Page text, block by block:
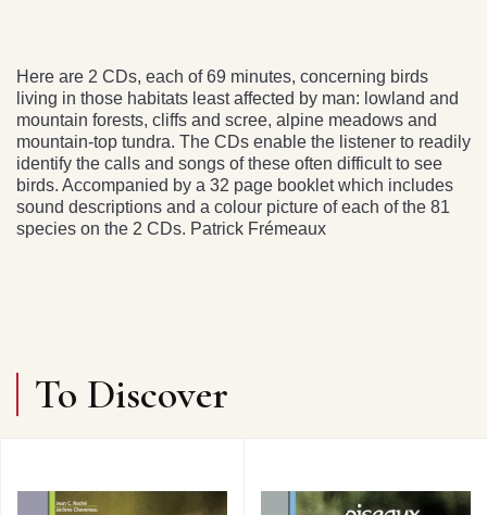
Here are 2 CDs, each of 69 minutes, concerning birds
living in those habitats least affected by man: lowland and
mountain forests, cliffs and scree, alpine meadows and
mountain-top tundra. The CDs enable the listener to readily
identify the calls and songs of these often difficult to see
birds. Accompanied by a 32 page booklet which includes
sound descriptions and a colour picture of each of the 81
species on the 2 CDs. Patrick Frémeaux
To Discover